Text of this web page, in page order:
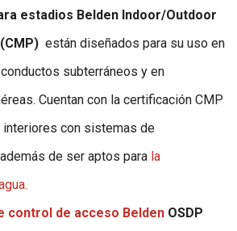
estadios Belden Indoor/Outdoor
están diseñados para su uso en
subterráneos y en
Cuentan con la certificación CMP
interiores con sistemas de
de ser aptos para la
control de acceso Belden OSDP